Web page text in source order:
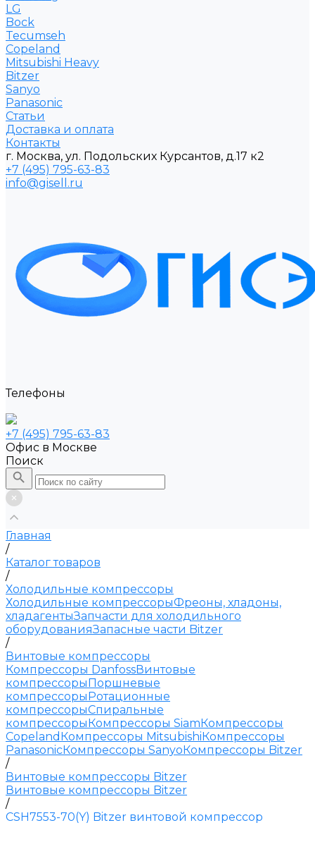
LG
Bock
Tecumseh
Copeland
Mitsubishi Heavy
Bitzer
Sanyo
Рanasonic
Статьи
Доставка и оплата
Контакты
г. Москва, ул. Подольских Курсантов, д.17 к2
+7 (495) 795-63-83
info@gisell.ru
Телефоны
+7 (495) 795-63-83
Офис в Москве
Поиск
Главная
/
Каталог товаров
/
Холодильные компрессоры
Холодильные компрессорыФреоны, хладоны,
хладагентыЗапчасти для холодильного
оборудованияЗапасные части Bitzer
/
Винтовые компрессоры
Компрессоры DanfossВинтовые
компрессорыПоршневые
компрессорыРотационные
компрессорыСпиральные
компрессорыКомпрессоры SiamКомпрессоры
Copeland Компрессоры MitsubishiКомпрессоры
PanasonicКомпрессоры SanyoКомпрессоры Bitzer
/
Винтовые компрессоры Bitzer
Винтовые компрессоры Bitzer
/
CSH7553-70(Y) Bitzer винтовой компрессор